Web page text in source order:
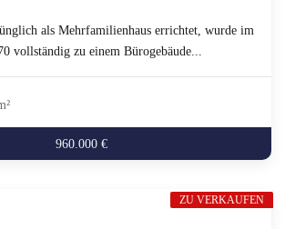
als Mehrfamilienhaus errichtet, wurde im
vollständig zu einem Bürogebäude...
960.000 €
ZU VERKAUFEN